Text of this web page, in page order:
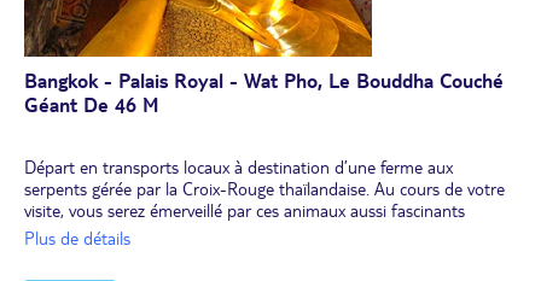
Bangkok - Palais Royal - Wat Pho, Le Bouddha Couché
Géant De 46 M
Départ en transports locaux à destination d’une ferme aux
serpents gérée par la Croix-Rouge thaïlandaise. Au cours de votre
visite, vous serez émerveillé par ces animaux aussi fascinants
qu'impressionnants.
Transfert en métro aérien et en bateau à destination du
Plus de détails